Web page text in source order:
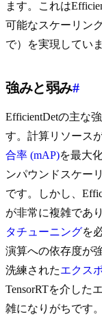
ます。これは
可能なスケーリン
で）を実現していま
強みと弱み#
EfficientDetの主な
す。計算リソース
合率 (mAP)を最大
ンパウンドスケー
です。しかし、
が非常に複雑であ
タチューニングを
演算への依存度が
洗練されたエクス
TensorRTを介した
雑になりがちです。